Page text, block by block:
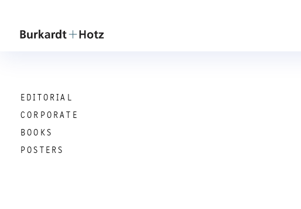
EDITORIAL
CORPORATE
BOOKS
POSTERS